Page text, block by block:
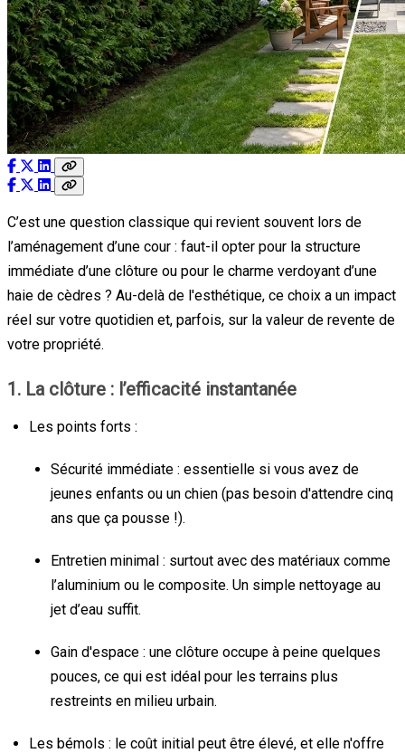
C’est une question classique qui revient souvent lors de
l’aménagement d’une cour : faut-il opter pour la structure
immédiate d’une clôture ou pour le charme verdoyant d’une
haie de cèdres ? Au-delà de l'esthétique, ce choix a un impact
réel sur votre quotidien et, parfois, sur la valeur de revente de
votre propriété.
1. La clôture : l’efficacité instantanée
Les points forts :
Sécurité immédiate : essentielle si vous avez de
jeunes enfants ou un chien (pas besoin d'attendre cinq
ans que ça pousse !).
Entretien minimal : surtout avec des matériaux comme
l’aluminium ou le composite. Un simple nettoyage au
jet d’eau suffit.
Gain d'espace : une clôture occupe à peine quelques
pouces, ce qui est idéal pour les terrains plus
restreints en milieu urbain.
Les bémols : le coût initial peut être élevé, et elle n'offre